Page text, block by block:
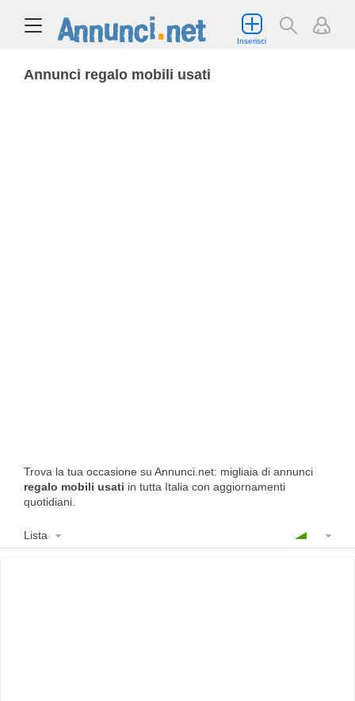
Inserisci
Annunci regalo mobili usati
Trova la tua occasione su Annunci.net: migliaia di annunci
regalo mobili usati in tutta Italia con aggiornamenti
quotidiani.
Lista